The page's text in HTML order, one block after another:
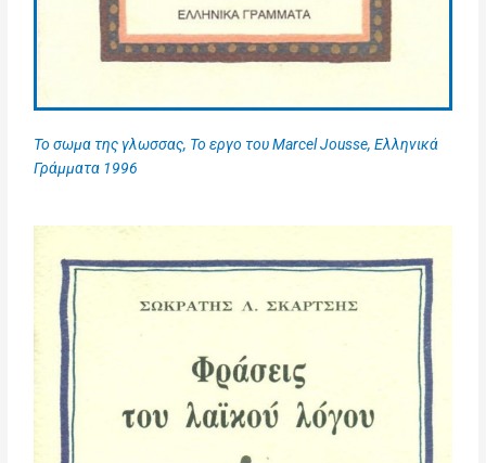
Το σωμα της γλωσσας, Το εργο του Marcel Jousse, Ελληνικά
Γράμματα 1996